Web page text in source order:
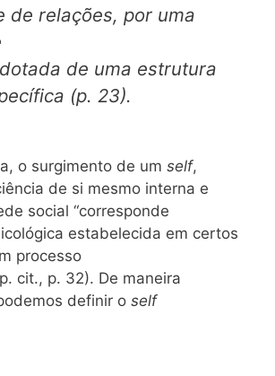
de relações, por uma
de uma estrutura
(p. 23).
de um self,
de si mesmo interna e
social “corresponde
estabelecida em certos
processo
cit., p. 32). De maneira
definir o self